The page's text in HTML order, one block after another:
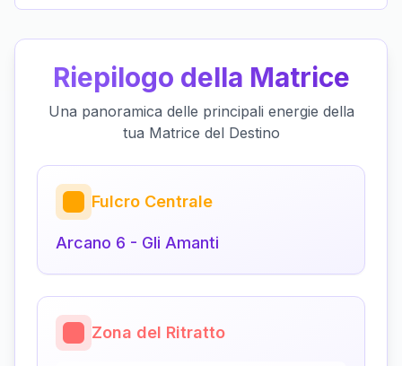
Riepilogo della Matrice
Una panoramica delle principali energie della
tua Matrice del Destino
Fulcro Centrale
Arcano 6 - Gli Amanti
Zona del Ritratto